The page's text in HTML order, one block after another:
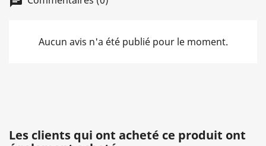
Aucun avis n'a été publié pour le moment.
Les clients qui ont acheté ce produit ont